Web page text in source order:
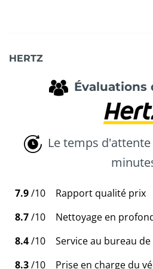
HERTZ
Évaluations
Le temps
7.9/10
Rapport qualité prix
8.7/10
Nettoyage en
8.4/10
Service au bureau
8.3/10
Prise en charge du